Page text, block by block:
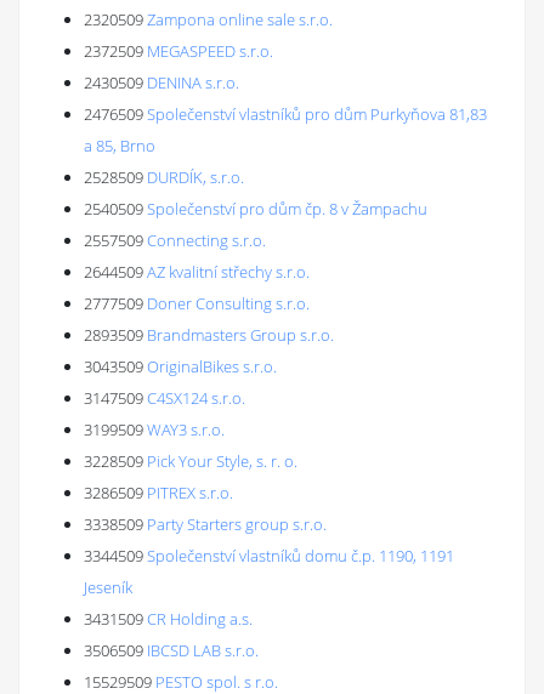
2320509Zampona online sale s.r.o.
2372509 MEGASPEED s.r.o.
2430509 DENINA s.r.o.
2476509Společenství vlastníků pro dům Purkyňova 81,83
a 85, Brno
2528509 DURDÍK, s.r.o.
2540509Společenství pro dům čp. 8 v Žampachu
2557509Connecting s.r.o.
2644509AZ kvalitní střechy s.r.o.
2777509 Doner Consulting s.r.o.
2893509 Brandmasters Group s.r.o.
3043509OriginalBikes s.r.o.
3147509C4SX124 s.r.o.
3199509WAY3 s.r.o.
3228509 Pick Your Style, s. r. o.
3286509 PITREX s.r.o.
3338509 Party Starters group s.r.o.
3344509Společenství vlastníků domu č.p. 1190, 1191
Jeseník
3431509CR Holding a.s.
3506509 IBCSD LAB s.r.o.
15529509 PESTO spol. s r.o.